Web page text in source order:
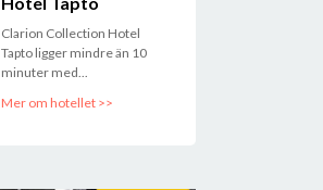
Clarion Collection Hotel
Tapto ligger mindre än 10
minuter med...
Mer om hotellet >>